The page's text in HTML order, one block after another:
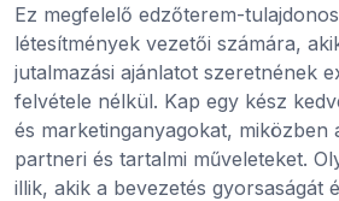
Ez megfelelő edzőterem-
létesítmények vezetői számára,
jutalmazási ajánlatot szeretnének
felvétele nélkül. Kap egy kész
és marketinganyagokat, miközben
partneri és tartalmi műveleteket.
illik, akik a bevezetés gyorsaságát